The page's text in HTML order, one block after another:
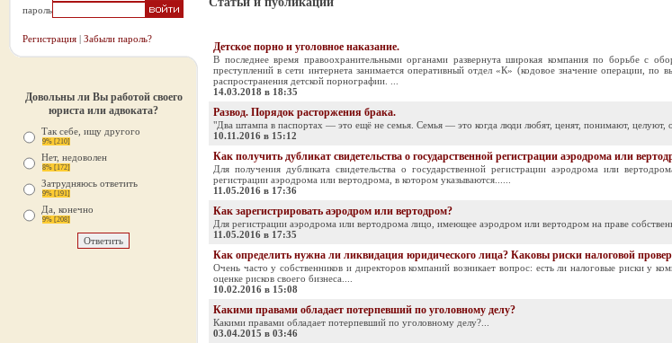
пароль
Регистрация | Забыли пароль?
Довольны ли Вы работой своего
юриста или адвоката?
Так себе, ищу другого
9% [210]
Нет, недоволен
8% [172]
Затрудняюсь ответить
9% [191]
Да, конечно
9% [208]
Детское порно и уголовное наказание.
В последнее время правоохранительными органами развернута широкая компания по борьбе с
преступлений в сети интернета занимается оперативный отдел «К» (кодовое значение операции,
распространения детской порнографии. ...
14.03.2018 в 18:35
Развод. Порядок расторжения брака.
"Два штампа в паспортах — это ещё не семья. Семья — это когда люди любят, ценят, понимают, целуют,
10.11.2016 в 15:12
Как получить дубликат свидетельства о государственной регистрации аэродрома или
Для получения дубликата свидетельства о государственной регистрации аэродрома или
регистрации аэродрома или вертодрома, в котором указываются......
11.05.2016 в 17:36
Как зарегистрировать аэродром или вертодром?
Для регистрации аэродрома или вертодрома лицо, имеющее аэродром или вертодром на праве
11.05.2016 в 17:35
Как определить нужна ли ликвидация юридического лица? Каковы риски налоговой
Очень часто у собственников и директоров компаний возникает вопрос: есть ли налоговые риски у
оценке рисков своего бизнеса....
10.02.2016 в 15:08
Какими правами обладает потерпевший по уголовному делу?
Какими правами обладает потерпевший по уголовному делу?...
03.04.2015 в 03:46